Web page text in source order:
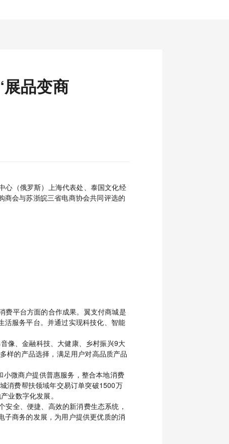
品变商
心（俄罗斯）上海代表处、泰国文化经
会与苏浙皖三省电商协会共同评选的
费平台方面的合作成果。翼支付商城是
活服务平台。并通过实现科技化、智能
像、金融科技、大健康、乡村振兴9大
样的产品选择，满足用户对高品质产品
小微商户提供普惠服务，整合本地消费
消费帮扶领域年交易订单突破1500万
业数字化发展。
全、便捷、高效的新消费生态系统，
商务的发展，为用户提供更优质的消